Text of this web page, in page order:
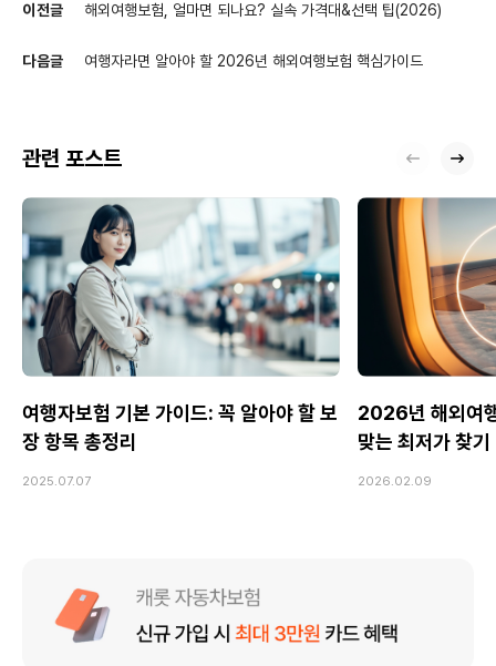
이전글 해외여행보험, 얼마면 되나요? 실속 가격대&선택 팁(2026)
다음글 여행자라면 알아야 할 2026년 해외여행보험 핵심가이드
관련 포스트
여행자보험 기본 가이드: 꼭 알아야 할 보
장 항목 총정리
2025.07.07
2026년 해외여
맞는 최저가 찾기
2026.02.09